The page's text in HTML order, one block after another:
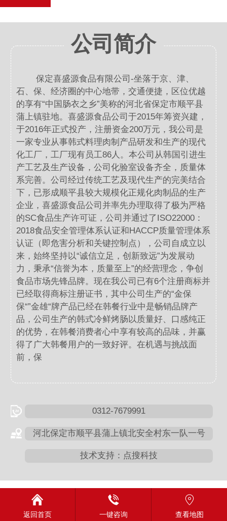
公司简介
保定喜盛源食品有限公司-坐落于京、津、
石、保、经济圈的中心地带，交通便捷，区位优越
的享有“中国肠衣之乡”美称的河北省保定市顺平县
蒲上镇驻地。喜盛源食品公司于2015年筹资兴建，
于2016年正式投产，注册资金200万元，我公司是
一家专业从事韩式料理肉制产品研发和生产的现代
化工厂，工厂现有员工86人。本公司从韩国引进生
产工艺及生产设备，公司化验室设备齐全，质量体
系完善。公司经过传统工艺及现代生产的完美结合
下，已形成顺平县较大规模化正规化肉制品的生产
企业，喜盛源食品公司并率先办理取得了极为严格
的SC食品生产许可证，公司并通过了ISO22000：
2018食品安全管理体系认证和HACCP质量管理体系
认证（即危害分析和关键控制点），公司自成立以
来，始终坚持以“诚信立足，创新致远”为发展动
力，秉承“信誉为本，质量至上”的经营理念，争创
食品市场先锋品牌。现在我公司已有6个注册商标并
已经取得商标注册证书，其中公司生产的“金保
保“”金雄“牌产品已经在韩餐行业中是畅销品牌产
品，公司生产的韩式冷鲜烤肠以质量好、口感纯正
的优势，在韩餐消费者心中享有较高的品味，并赢
得了广大韩餐用户的一致好评。在机遇与挑战面
前，保
0312-7679991
河北保定市顺平县蒲上镇北安全村东一队一号
技术支持：点搜科技
返回首页 一键咨询 查看地图